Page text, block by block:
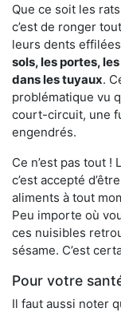
Que ce soit les
c’est de ronger
leurs dents
sols, les portes, les
dans les tuyaux.
problématique vu
court-circuit, une
engendrés.
Ce n’est pas tout
c’est accepté
aliments à tout
Peu importe où
ces nuisibles
sésame. C’est
Pour votre
Il faut aussi noter